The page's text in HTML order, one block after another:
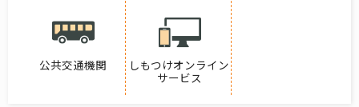
公共交通機関
しもつけオンライン
サービス